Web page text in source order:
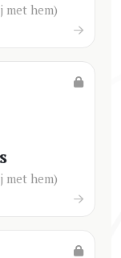
met hem)
met hem)